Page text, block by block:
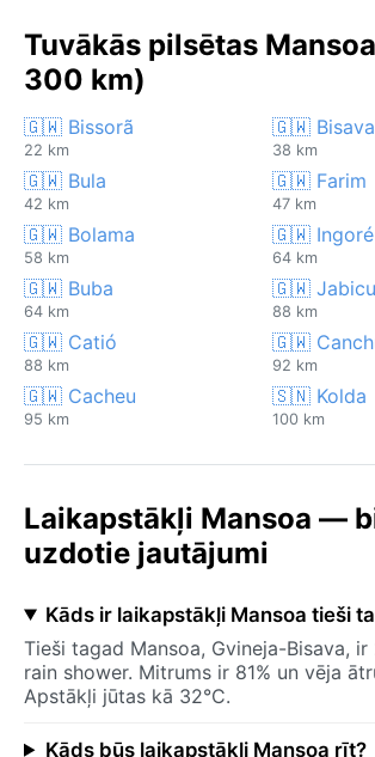
Tuvākās pilsētas
300 km)
🇬🇼 Bissorã
22 km
🇬🇼 Bisava
38 km
🇬🇼 Bula
42 km
🇬🇼 Farim
47 km
🇬🇼 Bolama
58 km
🇬🇼 Ingoré
64 km
🇬🇼 Buba
64 km
🇬🇼
88 km
🇬🇼 Catió
88 km
🇬🇼
92 km
🇬🇼 Cacheu
95 km
🇸🇳 Kolda
100 km
Laikapstākļi Mansoa —
uzdotie jautājumi
Kāds ir laikapstākļi Mansoa tieši
Tieši tagad Mansoa, Gvineja-Bisava,
rain shower. Mitrums ir 81% un vēja
Apstākļi jūtas kā 32°C.
Kāds būs laikapstākļi Mansoa rīt?